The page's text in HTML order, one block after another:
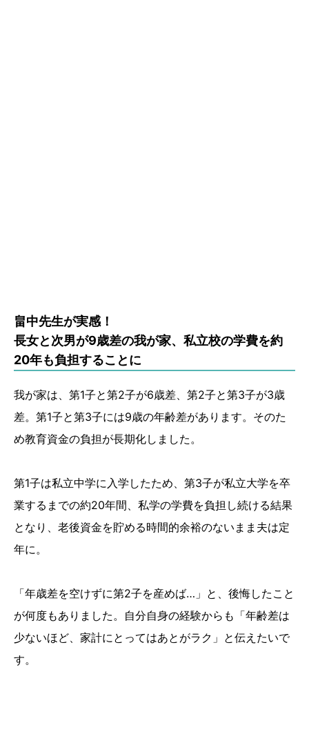
畠中先生が実感！
長女と次男が9歳差の我が家、私立校の学費を約
20年も負担することに
我が家は、第1子と第2子が6歳差、第2子と第3子が3歳
差。第1子と第3子には9歳の年齢差があります。そのた
め教育資金の負担が長期化しました。
第1子は私立中学に入学したため、第3子が私立大学を卒
業するまでの約20年間、私学の学費を負担し続ける結果
となり、老後資金を貯める時間的余裕のないまま夫は定
年に。
「年歳差を空けずに第2子を産めば…」と、後悔したこと
が何度もありました。自分自身の経験からも「年齢差は
少ないほど、家計にとってはあとがラク」と伝えたいで
す。